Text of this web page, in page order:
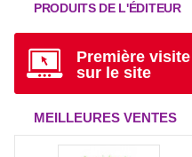
PRODUITS DE L'ÉDITEUR
Première visite
sur le site
MEILLEURES VENTES